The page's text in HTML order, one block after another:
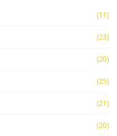
(11)
(23)
(20)
(25)
(21)
(20)